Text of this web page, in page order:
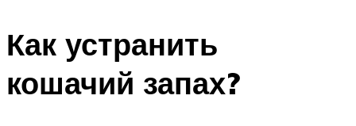
Как устранить
кошачий запах?